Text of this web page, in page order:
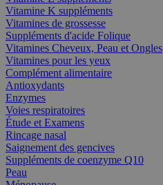
Vitamine K suppléments
Vitamines de grossesse
Suppléments d'acide Folique
Vitamines Cheveux, Peau et Ongles
Vitamines pour les yeux
Complément alimentaire
Antioxydants
Enzymes
Voies respiratoires
Étude et Examens
Rincage nasal
Saignement des gencives
Suppléments de coenzyme Q10
Peau